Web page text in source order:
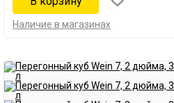
Наличие в магазинах